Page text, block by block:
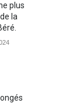
plus
la